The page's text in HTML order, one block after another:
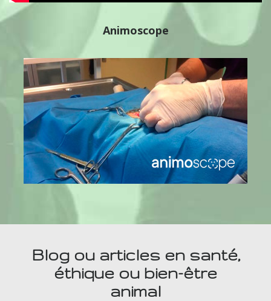
Animoscope
Blog ou articles en santé,
éthique ou bien-être
animal